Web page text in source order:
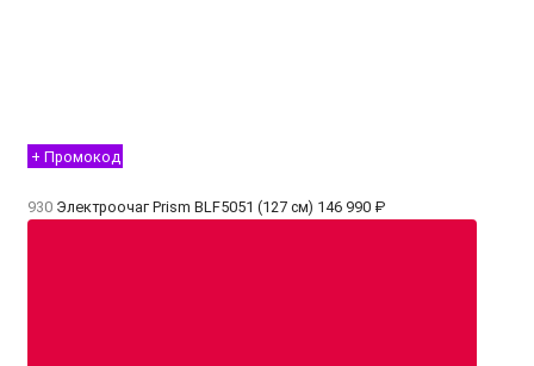
+ Промокод
930 Электроочаг Prism BLF5051 (127 см) 146 990 ₽